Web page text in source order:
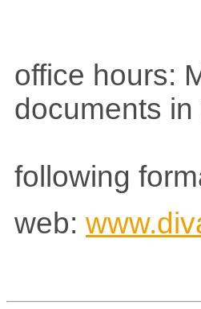
office hours:
documents in
following
web: